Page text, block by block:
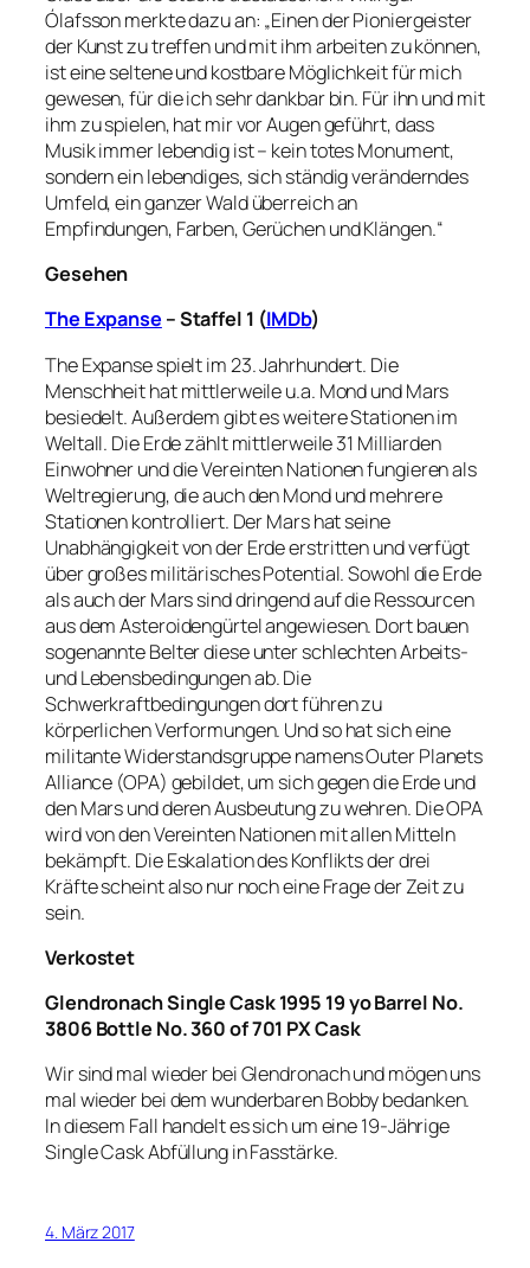
Ólafsson merkte dazu an: „Einen der Pioniergeister
der Kunst zu treffen und mit ihm arbeiten zu können,
ist eine seltene und kostbare Möglichkeit für mich
gewesen, für die ich sehr dankbar bin. Für ihn und mit
ihm zu spielen, hat mir vor Augen geführt, dass
Musik immer lebendig ist – kein totes Monument,
sondern ein lebendiges, sich ständig veränderndes
Umfeld, ein ganzer Wald überreich an
Empfindungen, Farben, Gerüchen und Klängen.“
Gesehen
The Expanse – Staffel 1 (IMDb)
The Expanse spielt im 23. Jahrhundert. Die
Menschheit hat mittlerweile u.a. Mond und Mars
besiedelt. Außerdem gibt es weitere Stationen im
Weltall. Die Erde zählt mittlerweile 31 Milliarden
Einwohner und die Vereinten Nationen fungieren als
Weltregierung, die auch den Mond und mehrere
Stationen kontrolliert. Der Mars hat seine
Unabhängigkeit von der Erde erstritten und verfügt
über großes militärisches Potential. Sowohl die Erde
als auch der Mars sind dringend auf die Ressourcen
aus dem Asteroidengürtel angewiesen. Dort bauen
sogenannte Belter diese unter schlechten Arbeits-
und Lebensbedingungen ab. Die
Schwerkraftbedingungen dort führen zu
körperlichen Verformungen. Und so hat sich eine
militante Widerstandsgruppe namens Outer Planets
Alliance (OPA) gebildet, um sich gegen die Erde und
den Mars und deren Ausbeutung zu wehren. Die OPA
wird von den Vereinten Nationen mit allen Mitteln
bekämpft. Die Eskalation des Konflikts der drei
Kräfte scheint also nur noch eine Frage der Zeit zu
sein.
Verkostet
Glendronach Single Cask 1995 19 yo Barrel No.
3806 Bottle No. 360 of 701 PX Cask
Wir sind mal wieder bei Glendronach und mögen uns
mal wieder bei dem wunderbaren Bobby bedanken.
In diesem Fall handelt es sich um eine 19-Jährige
Single Cask Abfüllung in Fasstärke.
4. März 2017